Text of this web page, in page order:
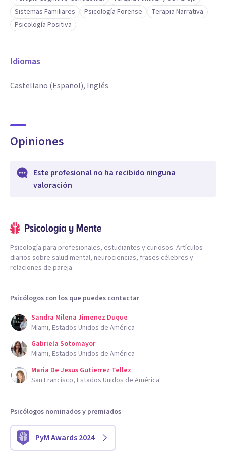
Evaluación de Programas
Formador de Formadores
Intervención Afectivo Sexual
Peritaje Forense
Terapia Cognitivo-Coductual
Terapia de Aceptación y Compromiso
Terapia Afirmativa para personas LGBTIQ
Terapia Narrativa
Sistemas Familiares
Psicología Forense
Terapia Narrativa
Psicología Positiva
Idiomas
Castellano (Español), Inglés
Opiniones
Este profesional no ha recibido ninguna
valoración
Psicología para profesionales, estudiantes y curiosos. Artículos
diarios sobre salud mental, neurociencias, frases célebres y
relaciones de pareja.
Psicólogos con los que puedes contactar
Sandra Milena Jimenez Duque
Miami, Estados Unidos de América
Gabriela Sotomayor
Miami, Estados Unidos de América
Maria De Jesus Gutierrez Tellez
San Francisco, Estados Unidos de América
Psicólogos nominados y premiados
PyM Awards 2024